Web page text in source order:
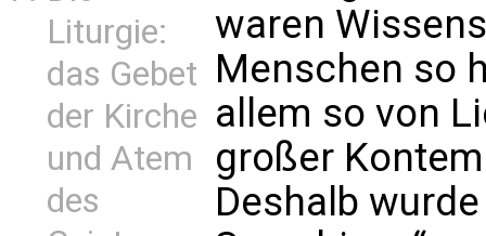
Liturgie:
das Gebet
der Kirche
und Atem
des
waren
Menschen so
allem so von
großer
Deshalb